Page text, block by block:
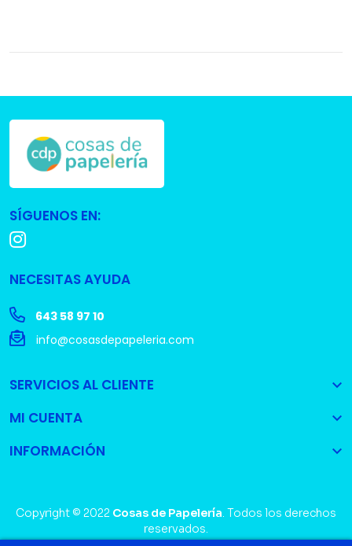
SÍGUENOS EN:
NECESITAS AYUDA
643 58 97 10
info@cosasdepapeleria.com
SERVICIOS AL CLIENTE

MI CUENTA

INFORMACIÓN

Copyright © 2022 Cosas de Papelería. Todos los derechos
reservados.